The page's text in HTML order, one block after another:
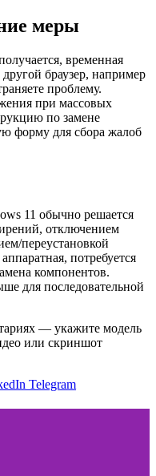
меры
временная
браузер, например
проблему.
при массовых
по замене
форму для сбора жалоб
11 обычно решается
отключением
переустановкой
потребуется
компонентов.
для последовательной
— укажите модель
или скриншот
Telegram